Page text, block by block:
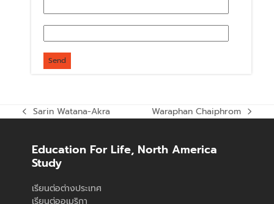
previous
Sarin Watana-Akra
next
Waraphan Chaiphrom
Education For Life, North America
Study
เรียนต่อต่างประเทศ
เรียนต่ออเมริกา